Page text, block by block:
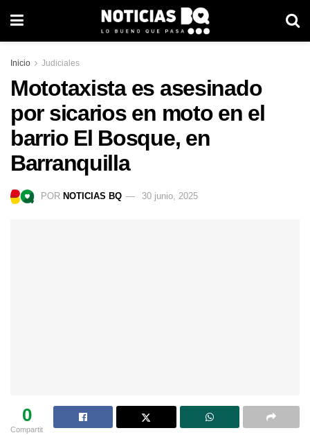
Inicio Judiciales
Mototaxista es asesinado
por sicarios en moto en el
barrio El Bosque, en
Barranquilla
POR NOTICIAS BQ 30 junio, 2025
0
Compartit